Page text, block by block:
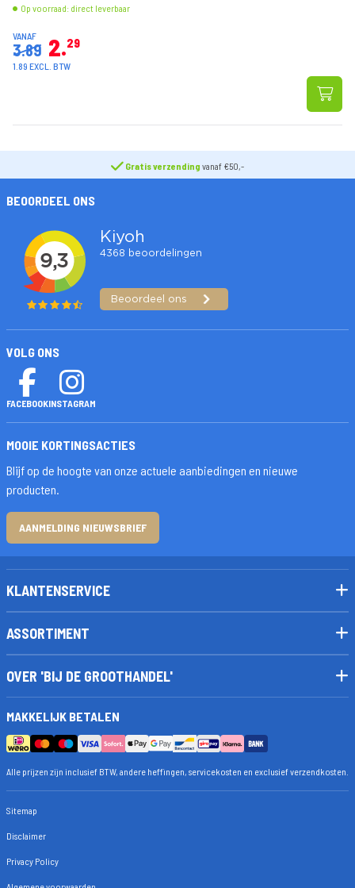
Op voorraad: direct leverbaar
VANAF
3.89 2 29
1.89 EXCL. BTW
Gratis verzending vanaf €50,-
BEOORDEEL ONS
VOLG ONS
FACEBOOKINSTAGRAM
MOOIE KORTINGSACTIES
Blijf op de hoogte van onze actuele aanbiedingen en nieuwe
producten.
AANMELDING NIEUWSBRIEF
KLANTENSERVICE
ASSORTIMENT
OVER 'BIJ DE GROOTHANDEL'
MAKKELIJK BETALEN
Alle prijzen zijn inclusief BTW, andere heffingen, servicekosten en exclusief verzendkosten.
Sitemap
Disclaimer
Privacy Policy